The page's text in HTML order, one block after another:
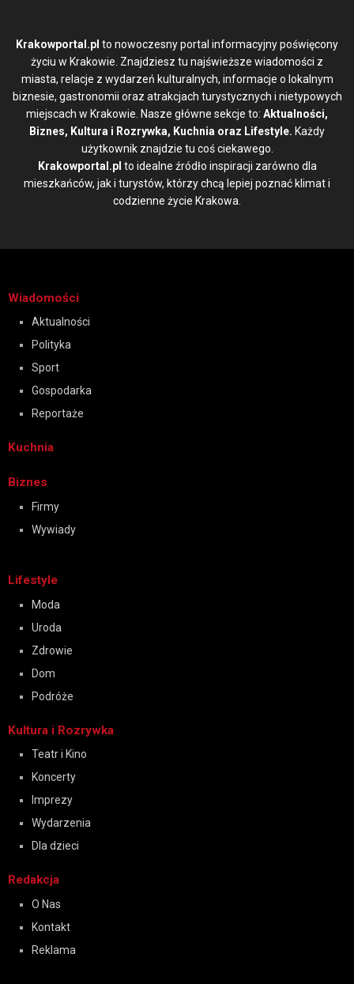
Krakowportal.pl to nowoczesny portal informacyjny poświęcony
życiu w Krakowie. Znajdziesz tu najświeższe wiadomości z
miasta, relacje z wydarzeń kulturalnych, informacje o lokalnym
biznesie, gastronomii oraz atrakcjach turystycznych i nietypowych
miejscach w Krakowie. Nasze główne sekcje to: Aktualności,
Biznes, Kultura i Rozrywka, Kuchnia oraz Lifestyle. Każdy
użytkownik znajdzie tu coś ciekawego.
Krakowportal.pl to idealne źródło inspiracji zarówno dla
mieszkańców, jak i turystów, którzy chcą lepiej poznać klimat i
codzienne życie Krakowa.
Wiadomości
Aktualności
Polityka
Sport
Gospodarka
Reportaże
Kuchnia
Biznes
Firmy
Wywiady
Lifestyle
Moda
Uroda
Zdrowie
Dom
Podróże
Kultura i Rozrywka
Teatr i Kino
Koncerty
Imprezy
Wydarzenia
Dla dzieci
Redakcja
O Nas
Kontakt
Reklama